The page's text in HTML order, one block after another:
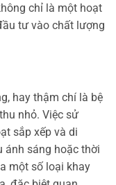
chỉ là một hoạt
tư vào chất lượng
hay thậm chí là bệ
nhỏ. Việc sử
sắp xếp và di
ánh sáng hoặc thời
một số loại khay